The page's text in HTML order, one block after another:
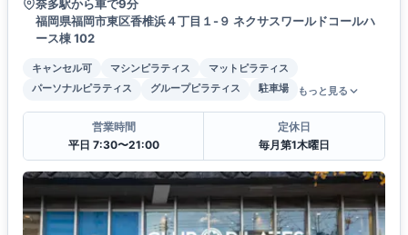
奈多駅から車で9分
福岡県福岡市東区香椎浜４丁目１-９ ネクサスワールドコールハ
ース棟 102
キャンセル可 マシンピラティス
マットピラティス
パーソナルピラティス
グループピラティス 駐車場 もっと見る
営業時間
平日 7:30〜21:00
定休日
毎月第1木曜日